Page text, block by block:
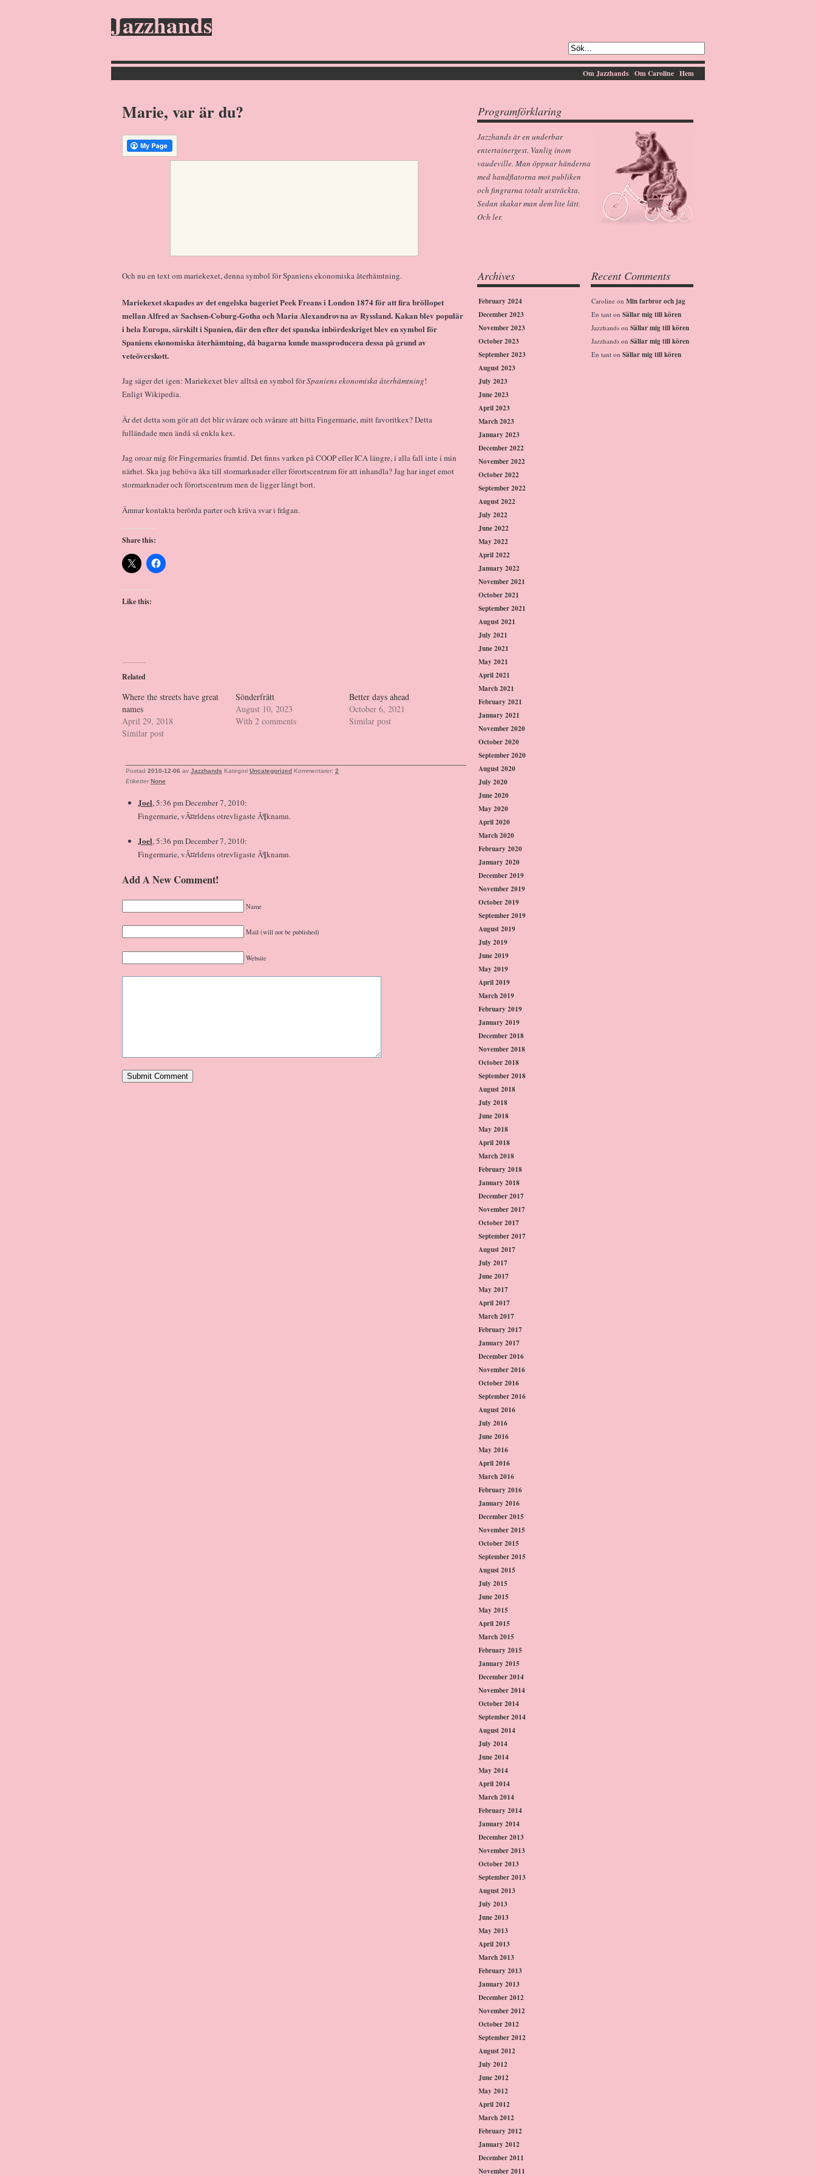
Jazzhands
Hem
Om Caroline
Om Jazzhands
Marie, var är du?
Och nu en text om mariekexet, denna symbol för Spaniens ekonomiska återhämtning.
Mariekexet skapades av det engelska bageriet Peek Freans i London 1874 för att fira bröllopet
mellan Alfred av Sachsen-Coburg-Gotha och Maria Alexandrovna av Ryssland. Kakan blev populär
i hela Europa, särskilt i Spanien, där den efter det spanska inbördeskriget blev en symbol för
Spaniens ekonomiska återhämtning, då bagarna kunde massproducera dessa på grund av
veteöverskott.
Jag säger det igen: Mariekexet blev alltså en symbol förSpaniens ekonomiska återhämtning!
Enligt Wikipedia.
Är det detta som gör att det blir svårare och svårare att hitta Fingermarie, mitt favoritkex? Detta
fulländade men ändå så enkla kex.
Jag oroar mig för Fingermaries framtid. Det finns varken på COOP eller ICA längre, i alla fall inte i min
närhet. Ska jag behöva åka till stormarknader eller förortscentrum för att inhandla? Jag har inget emot
stormarknader och förortscentrum men de ligger långt bort.
Ämnar kontakta berörda parter och kräva svar i frågan.
Share this:
Like this:
Related
Where the streets have great
names
April 29, 2018
Similar post
Sönderfrätt
August 10, 2023
With 2 comments
Better days ahead
October 6, 2021
Similar post
Postad 2010-12-06 av Jazzhands Kategori Uncategorized Kommentarer: 2
Etiketter None
Joel, 5:36 pm December 7, 2010:
Fingermarie, vÃ¤rldens otrevligaste Ã¶knamn.
Joel, 5:36 pm December 7, 2010:
Fingermarie, vÃ¤rldens otrevligaste Ã¶knamn.
Add A New Comment!
Name
Mail (will not be published)
Website
Programförklaring
Jazzhands är en underbar
entertainergest. Vanlig inom
vaudeville. Man öppnar händerna
med handflatorna mot publiken
och fingrarna totalt utsträckta.
Sedan skakar man dem lite lätt.
Och ler.
Archives
February 2024
December 2023
November 2023
October 2023
September 2023
August 2023
July 2023
June 2023
April 2023
March 2023
January 2023
December 2022
November 2022
October 2022
September 2022
August 2022
July 2022
June 2022
May 2022
April 2022
January 2022
November 2021
October 2021
September 2021
August 2021
July 2021
June 2021
May 2021
April 2021
March 2021
February 2021
January 2021
November 2020
October 2020
September 2020
August 2020
July 2020
June 2020
May 2020
April 2020
March 2020
February 2020
January 2020
December 2019
November 2019
October 2019
September 2019
August 2019
July 2019
June 2019
May 2019
April 2019
March 2019
February 2019
January 2019
December 2018
November 2018
October 2018
September 2018
August 2018
July 2018
June 2018
May 2018
April 2018
March 2018
February 2018
January 2018
December 2017
November 2017
October 2017
September 2017
August 2017
July 2017
June 2017
May 2017
April 2017
March 2017
February 2017
January 2017
December 2016
November 2016
October 2016
September 2016
August 2016
July 2016
June 2016
May 2016
April 2016
March 2016
February 2016
January 2016
December 2015
November 2015
October 2015
September 2015
August 2015
July 2015
June 2015
May 2015
April 2015
March 2015
February 2015
January 2015
December 2014
November 2014
October 2014
September 2014
August 2014
July 2014
June 2014
May 2014
April 2014
March 2014
February 2014
January 2014
December 2013
November 2013
October 2013
September 2013
August 2013
July 2013
June 2013
May 2013
April 2013
March 2013
February 2013
January 2013
December 2012
November 2012
October 2012
September 2012
August 2012
July 2012
June 2012
May 2012
April 2012
March 2012
February 2012
January 2012
December 2011
November 2011
Recent Comments
Caroline on Min farbror och jag
En tant on Sällar mig till kören
Jazzhands on Sällar mig till kören
Jazzhands on Sällar mig till kören
En tant on Sällar mig till kören